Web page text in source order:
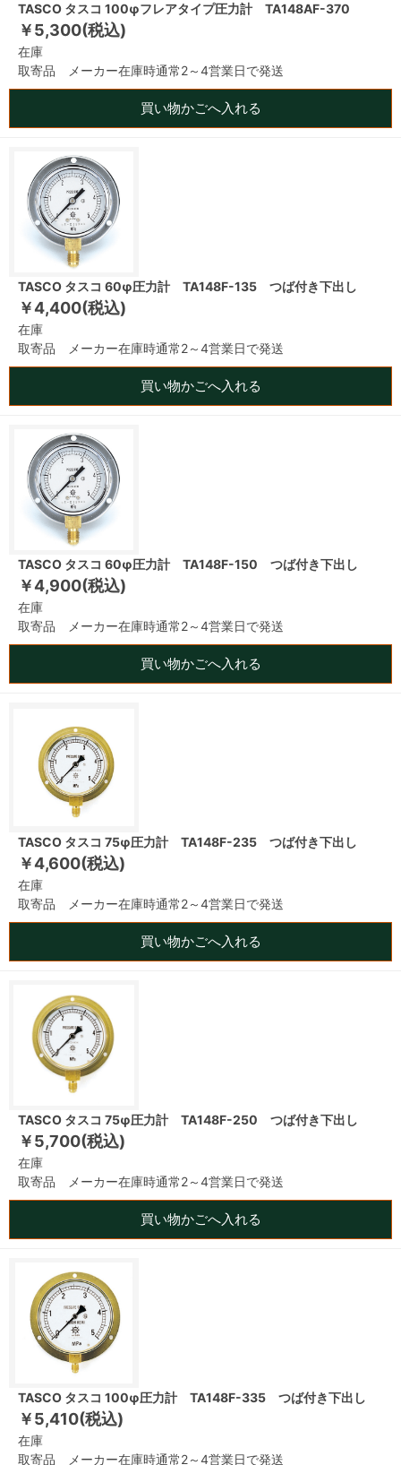
TASCO タスコ 100φフレアタイプ圧力計 TA148AF-370
￥5,300(税込)
在庫
取寄品 メーカー在庫時通常2～4営業日で発送
買い物かごへ入れる
TASCO タスコ 60φ圧力計 TA148F-135 つば付き下出し
￥4,400(税込)
在庫
取寄品 メーカー在庫時通常2～4営業日で発送
買い物かごへ入れる
TASCO タスコ 60φ圧力計 TA148F-150 つば付き下出し
￥4,900(税込)
在庫
取寄品 メーカー在庫時通常2～4営業日で発送
買い物かごへ入れる
TASCO タスコ 75φ圧力計 TA148F-235 つば付き下出し
￥4,600(税込)
在庫
取寄品 メーカー在庫時通常2～4営業日で発送
買い物かごへ入れる
TASCO タスコ 75φ圧力計 TA148F-250 つば付き下出し
￥5,700(税込)
在庫
取寄品 メーカー在庫時通常2～4営業日で発送
買い物かごへ入れる
TASCO タスコ 100φ圧力計 TA148F-335 つば付き下出し
￥5,410(税込)
在庫
取寄品 メーカー在庫時通常2～4営業日で発送